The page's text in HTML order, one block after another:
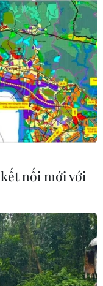
nối mới với